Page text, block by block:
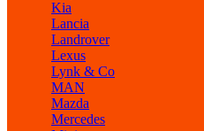
Kia
Lancia
Landrover
Lexus
Lynk & Co
MAN
Mazda
Mercedes